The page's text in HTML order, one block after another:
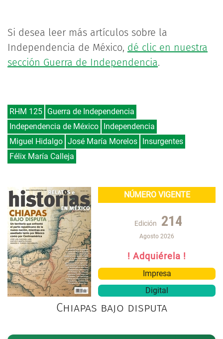
Si desea leer más artículos sobre la
Independencia de México, dé clic en nuestra
sección Guerra de Independencia.
RHM 125 Guerra de Independencia
Independencia de México Independencia
Miguel Hidalgo José María Morelos Insurgentes
Félix María Calleja
NÚMERO VIGENTE
Edición 214
Agosto 2026
! Adquiérela !
Impresa
Digital
Chiapas bajo disputa